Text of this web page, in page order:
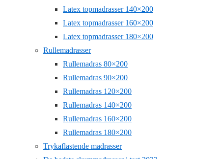
Latex topmadrasser 140×200
Latex topmadrasser 160×200
Latex topmadrasser 180×200
Rullemadrasser
Rullemadras 80×200
Rullemadras 90×200
Rullemadras 120×200
Rullemadras 140×200
Rullemadras 160×200
Rullemadras 180×200
Trykaflastende madrasser